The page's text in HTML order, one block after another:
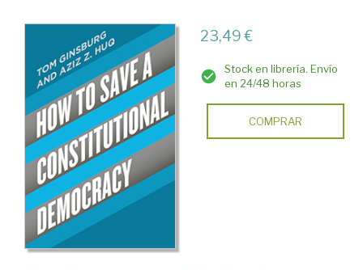
23,49 €
Stock en librería. Envío
en 24/48 horas
COMPRAR